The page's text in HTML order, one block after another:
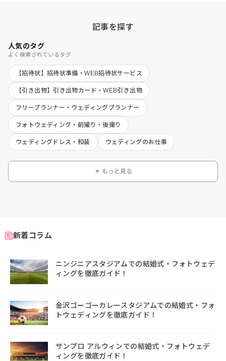
記事を探す
人気のタグ
よく検索されているタグ
【招待状】招待状準備・WEB招待状サービス
【引き出物】引き出物カード・WEB引き出物
フリープランナー・ウェディングプランナー
フォトウェディング・前撮り・後撮り
ウェディングドレス・和装 ウェディングのお仕事
▼ もっと見る
新着コラム
ニンジニアスタジアムでの結婚式・フォトウェデ
ィングを徹底ガイド！
金沢ゴーゴーカレースタジアムでの結婚式・フォ
トウェディングを徹底ガイド！
サンプロ アルウィンでの結婚式・フォトウェデ
ィングを徹底ガイド！